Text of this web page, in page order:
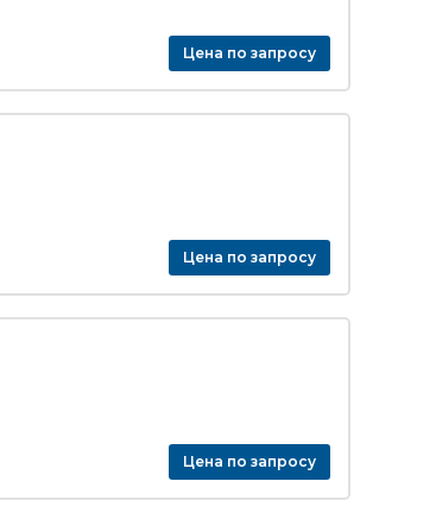
Цена по запросу
Цена по запросу
Цена по запросу